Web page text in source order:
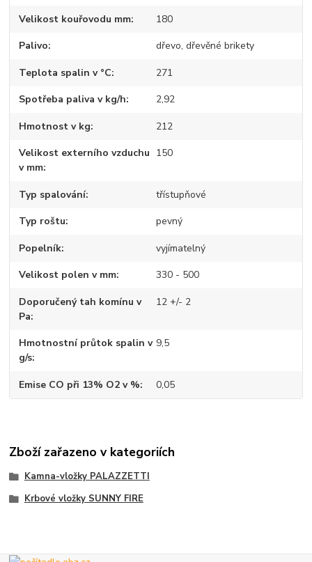
Velikost kouřovodu mm 180
Palivo dřevo, dřevěné brikety
Teplota spalin v °C 271
Spotřeba paliva v kg/h 2,92
Hmotnost v kg 212
Velikost externího vzduchu
v mm
150
Typ spalování třístupňové
Typ roštu pevný
Popelník vyjímatelný
Velikost polen v mm 330 - 500
Doporučený tah komínu v
Pa
12 +/- 2
Hmotnostní průtok spalin v
g/s
9,5
Emise CO při 13% O2 v % 0,05
Zboží zařazeno v kategoriích
Kamna-vložky PALAZZETTI
Krbové vložky SUNNY FIRE